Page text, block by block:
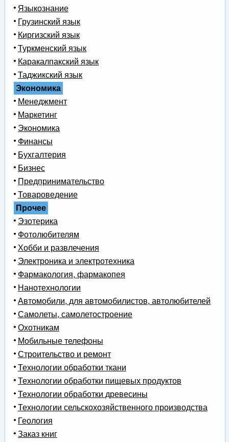
Языкознание
Грузинский язык
Киргизский язык
Туркменский язык
Каракалпакский язык
Таджикский язык
Экономика
Менеджмент
Маркетинг
Экономика
Финансы
Бухгалтерия
Бизнес
Предпринимательство
Товароведение
Прочее
Эзотерика
Фотолюбителям
Хобби и развлечения
Электроника и электротехника
Фармакология, фармакопея
Нанотехнологии
Автомобили, для автомобилистов, автолюбителей
Самолеты, самолетостроение
Охотникам
Мобильные телефоны
Строительство и ремонт
Технологии обработки ткани
Технологии обработки пищевых продуктов
Технологии обработки древесины
Технологии сельскохозяйственного производства
Геология
Заказ книг